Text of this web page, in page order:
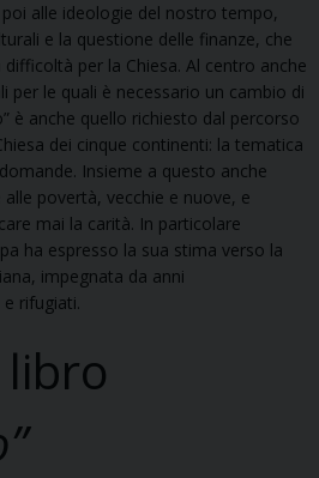
alle ideologie del nostro tempo,
e la questione delle finanze, che
per la Chiesa. Al centro anche
per le quali è necessario un cambio di
è anche quello richiesto dal percorso
dei cinque continenti: la tematica
Insieme a questo anche
povertà, vecchie e nuove, e
mai la carità. In particolare
ha espresso la sua stima verso la
impegnata da anni
e rifugiati.